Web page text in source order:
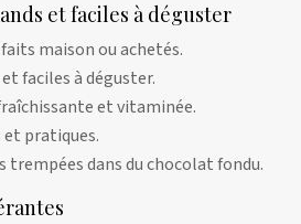
et faciles à déguster
maison ou achetés.
faciles à déguster.
et vitaminée.
et pratiques.
dans du chocolat fondu.